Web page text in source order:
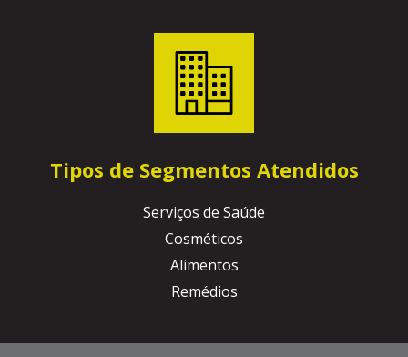
Tipos de Segmentos Atendidos
Serviços de Saúde
Cosméticos
Alimentos
Remédios